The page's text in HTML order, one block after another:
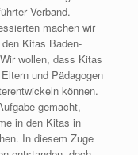
Verband.
machen wir
Kitas Baden-
wollen, dass Kitas
und Pädagogen
können.
gemacht,
in den Kitas in
In diesem Zuge